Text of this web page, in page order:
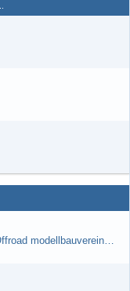
Gibt es noch in Raum Hannover RC Car Offroad modellbauvereine, habe selbst schon gegoogelt aber erfolglos